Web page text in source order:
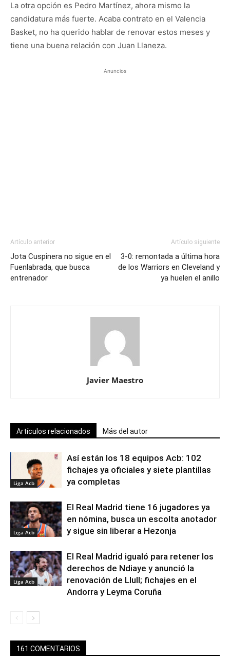
La otra opción es Pedro Martínez, ahora mismo la
candidatura más fuerte. Acaba contrato en el Valencia
Basket, no ha querido hablar de renovar estos meses y
tiene una buena relación con Juan Llaneza.
Anuncios
Artículo anterior
Jota Cuspinera no sigue en el
Fuenlabrada, que busca
entrenador
Artículo siguiente
3-0: remontada a última hora
de los Warriors en Cleveland y
ya huelen el anillo
Javier Maestro
Artículos relacionados Más del autor
Liga Acb
Así están los 18 equipos Acb: 102
fichajes ya oficiales y siete plantillas
ya completas
Liga Acb
El Real Madrid tiene 16 jugadores ya
en nómina, busca un escolta anotador
y sigue sin liberar a Hezonja
Liga Acb
El Real Madrid igualó para retener los
derechos de Ndiaye y anunció la
renovación de Llull; fichajes en el
Andorra y Leyma Coruña
161 COMENTARIOS